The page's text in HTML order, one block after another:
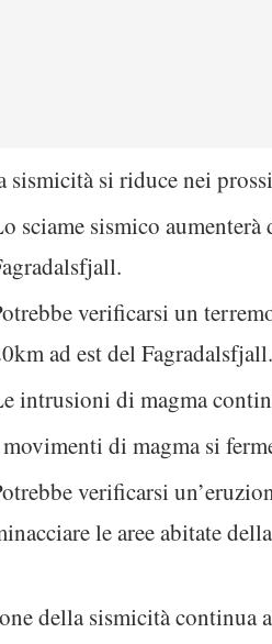
sismicità si riduce nei
sciame sismico
verificarsi un
ad est del Fagradalsfjall.
intrusioni di magma
di magma si
verificarsi
le aree abitate
della sismicità continua